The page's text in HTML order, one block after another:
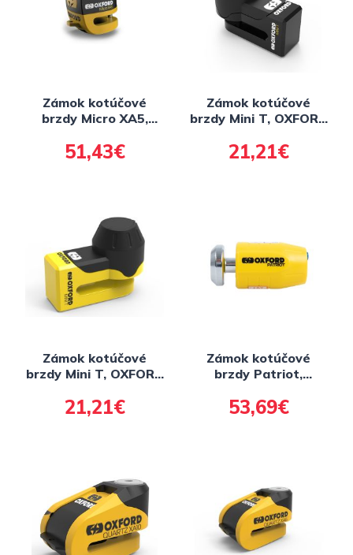
Zámok kotúčové
brzdy Micro XA5,
alarm, žlutý/černý,
priemer čapu 5,5 mm)
51,43€
Zámok kotúčové
brzdy Mini T, OXFORD
21,21€
Zámok kotúčové
brzdy Mini T, OXFORD
21,21€
Zámok kotúčové
brzdy Patriot,
čapu 14 mm, žltý)
53,69€